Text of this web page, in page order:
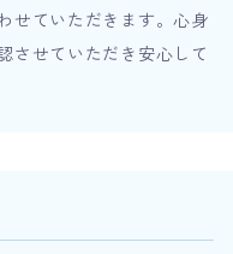
せていただきます。心身
させていただき安心して